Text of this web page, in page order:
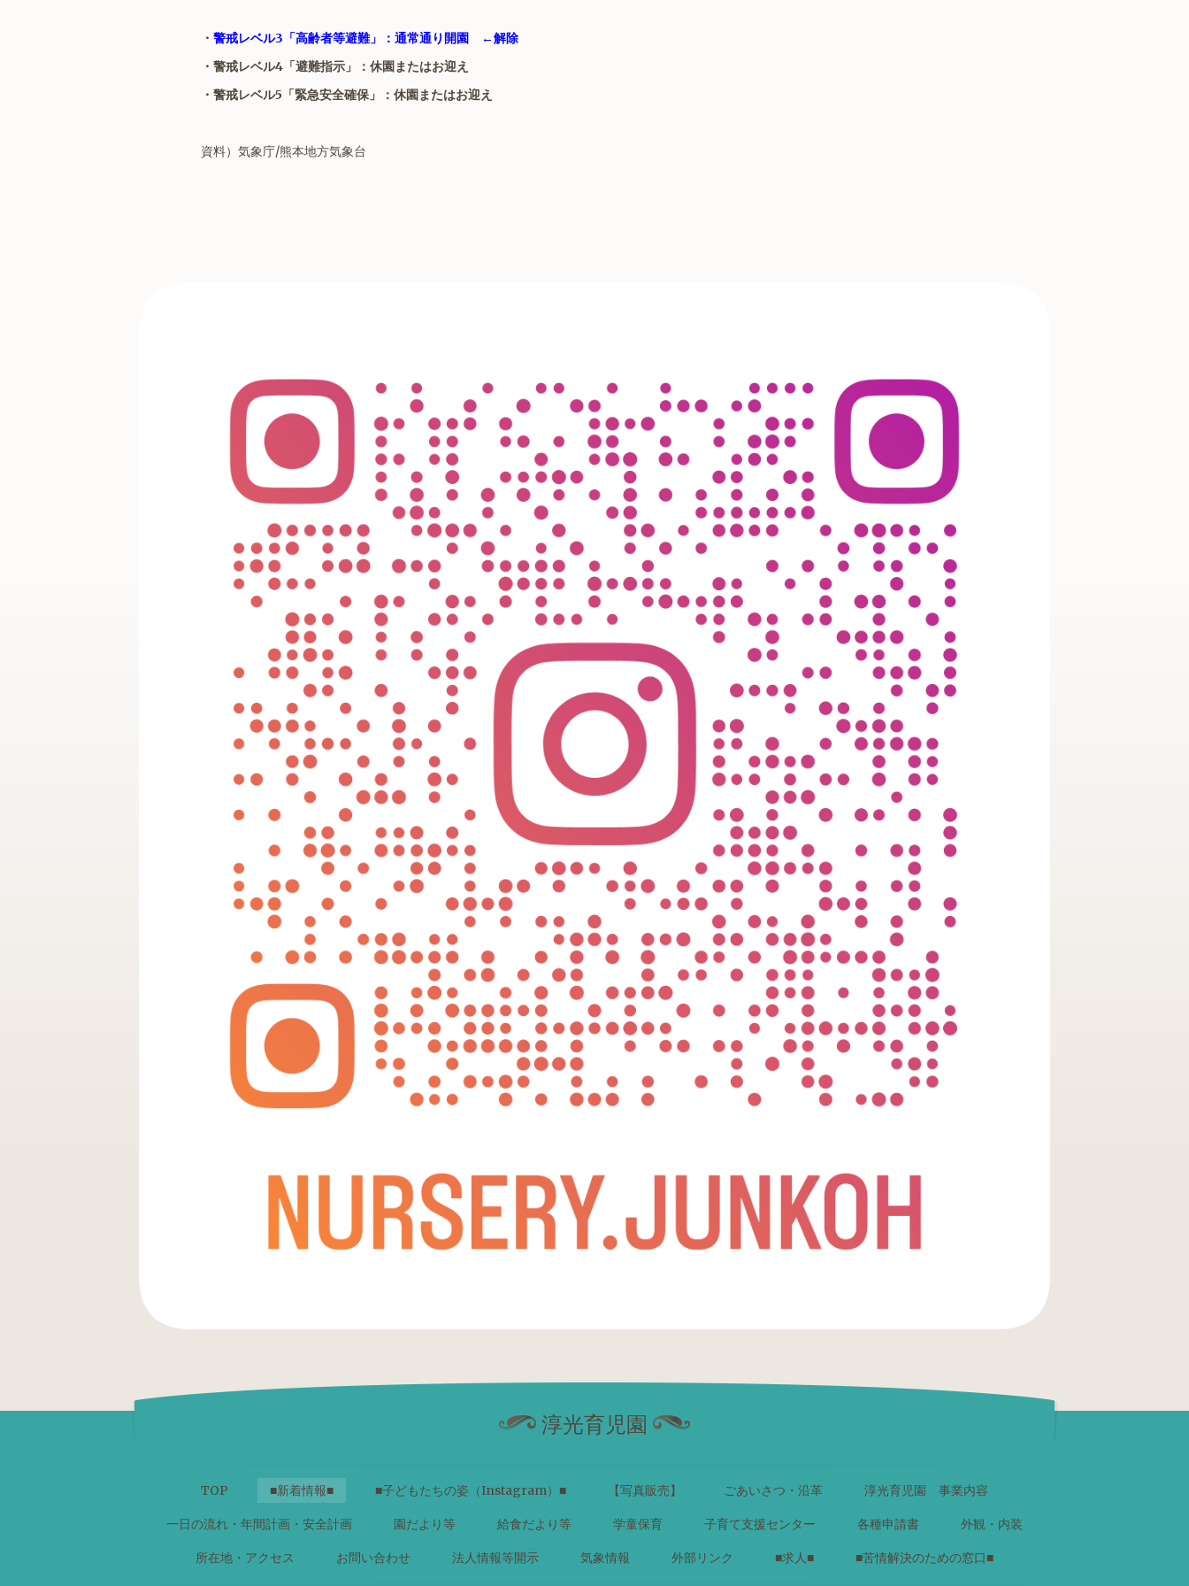
・ 警戒レベル3「高齢者等避難」：通常通り開園 ←解除
・警戒レベル4「避難指示」：休園またはお迎え
・警戒レベル5「緊急安全確保」：休園またはお迎え
資料）気象庁/熊本地方気象台
淳光育児園
TOP ■新着情報■ ■子どもたちの姿（Instagram）■ 【写真販売】 ごあいさつ・沿革 淳光育児園 事業内容
一日の流れ・年間計画・安全計画 園だより等 給食だより等 学童保育 子育て支援センター 各種申請書 外観・内装
所在地・アクセス お問い合わせ 法人情報等開示 気象情報 外部リンク ■求人■ ■苦情解決のための窓口■